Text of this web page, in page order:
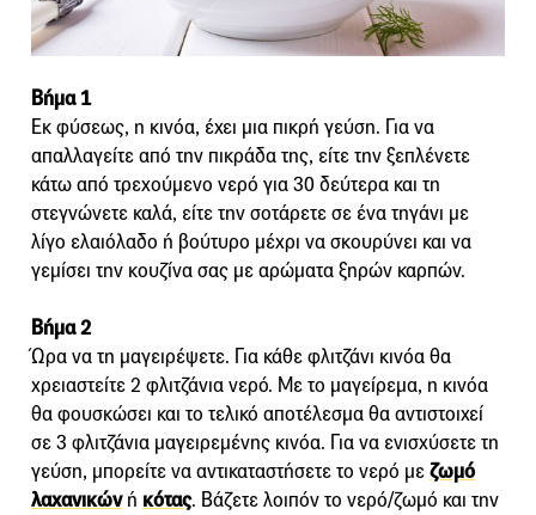
Βήμα 1
Εκ φύσεως, η κινόα, έχει μια πικρή γεύση. Για να
απαλλαγείτε από την πικράδα της, είτε την ξεπλένετε
κάτω από τρεχούμενο νερό για 30 δεύτερα και τη
στεγνώνετε καλά, είτε την σοτάρετε σε ένα τηγάνι με
λίγο ελαιόλαδο ή βούτυρο μέχρι να σκουρύνει και να
γεμίσει την κουζίνα σας με αρώματα ξηρών καρπών.
Βήμα 2
Ώρα να τη μαγειρέψετε. Για κάθε φλιτζάνι κινόα θα
χρειαστείτε 2 φλιτζάνια νερό. Με το μαγείρεμα, η κινόα
θα φουσκώσει και το τελικό αποτέλεσμα θα αντιστοιχεί
σε 3 φλιτζάνια μαγειρεμένης κινόα. Για να ενισχύσετε τη
γεύση, μπορείτε να αντικαταστήσετε το νερό μεζωμό
λαχανικώνή κότας. Βάζετε λοιπόν το νερό/ζωμό και την